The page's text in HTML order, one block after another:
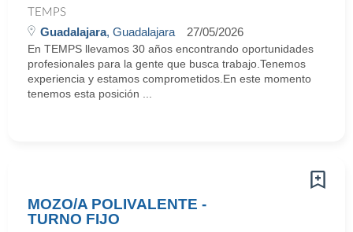
TEMPS
Guadalajara, Guadalajara 27/05/2026
En TEMPS llevamos 30 años encontrando oportunidades
profesionales para la gente que busca trabajo.Tenemos
experiencia y estamos comprometidos.En este momento
tenemos esta posición ...
MOZO/A POLIVALENTE -
TURNO FIJO